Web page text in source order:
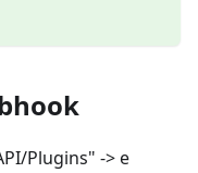
Plugins" -> e